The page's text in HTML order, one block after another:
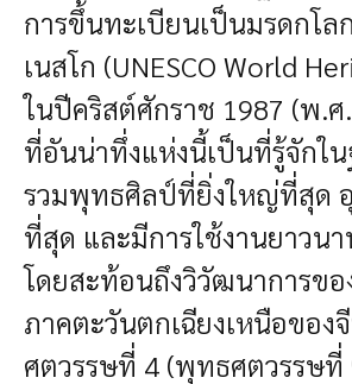
การขึ้นทะเบียนเป็นมรดกโล
เนสโก (UNESCO World
ในปีคริสต์ศักราช 1987 (พ.
ที่อันน่าทึ่งแห่งนี้เป็นที่รู้จักใ
รวมพุทธศิลป์ที่ยิ่งใหญ่ที่สุด
ที่สุด และมีการใช้งานยาวน
โดยสะท้อนถึงวิวัฒนาการข
ภาคตะวันตกเฉียงเหนือของ
ศตวรรษที่ 4 (พุทธศตวรรษที่